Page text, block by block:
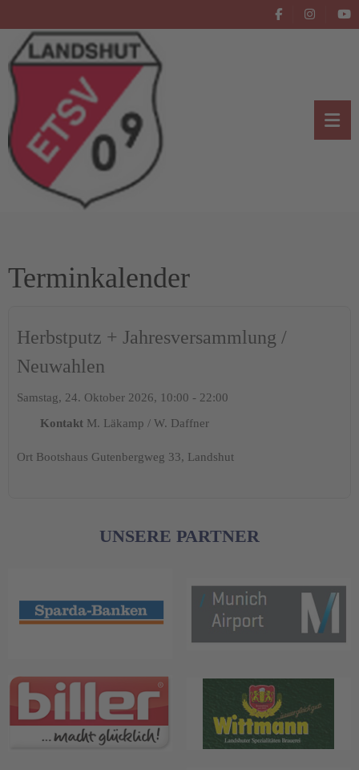
Terminkalender
Herbstputz + Jahresversammlung /
Neuwahlen
Samstag, 24. Oktober 2026, 10:00 - 22:00
Kontakt M. Läkamp / W. Daffner
Ort Bootshaus Gutenbergweg 33, Landshut
UNSERE PARTNER